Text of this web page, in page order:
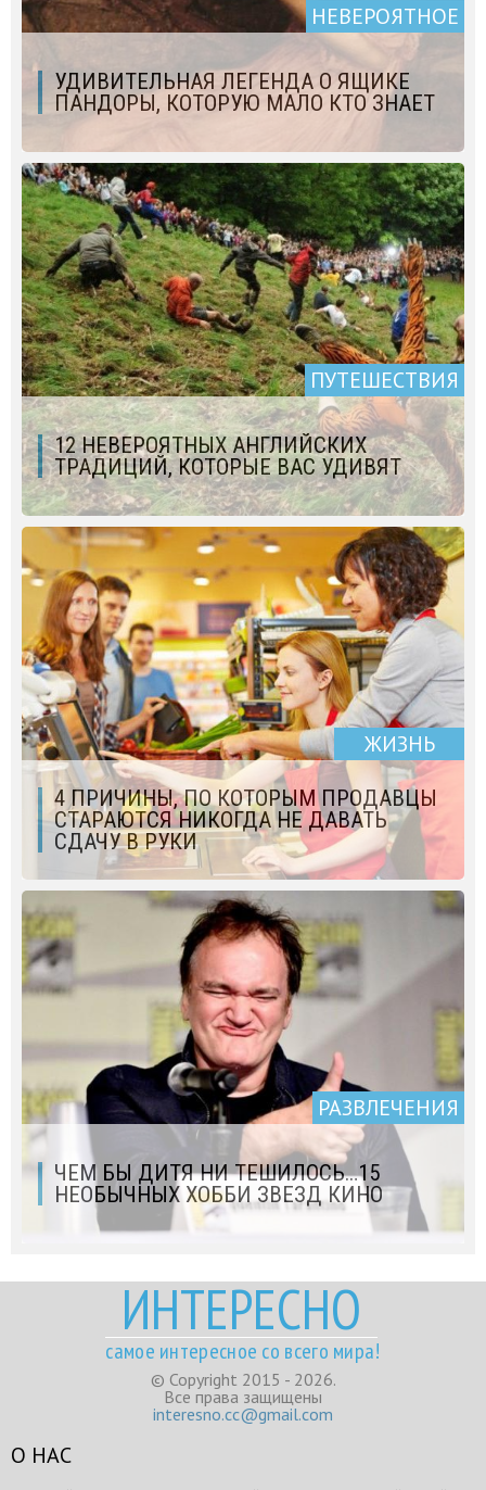
НЕВЕРОЯТНОЕ
УДИВИТЕЛЬНАЯ ЛЕГЕНДА О ЯЩИКЕ
ПАНДОРЫ, КОТОРУЮ МАЛО КТО ЗНАЕТ
ПУТЕШЕСТВИЯ
12 НЕВЕРОЯТНЫХ АНГЛИЙСКИХ
ТРАДИЦИЙ, КОТОРЫЕ ВАС УДИВЯТ
ЖИЗНЬ
4 ПРИЧИНЫ, ПО КОТОРЫМ ПРОДАВЦЫ
СТАРАЮТСЯ НИКОГДА НЕ ДАВАТЬ
СДАЧУ В РУКИ
РАЗВЛЕЧЕНИЯ
ЧЕМ БЫ ДИТЯ НИ ТЕШИЛОСЬ…15
НЕОБЫЧНЫХ ХОББИ ЗВЕЗД КИНО
ИНТЕРЕСНО
самое интересное со всего мира!
© Copyright 2015 - 2026.
Все права защищены
interesno.cc@gmail.com
О НАС